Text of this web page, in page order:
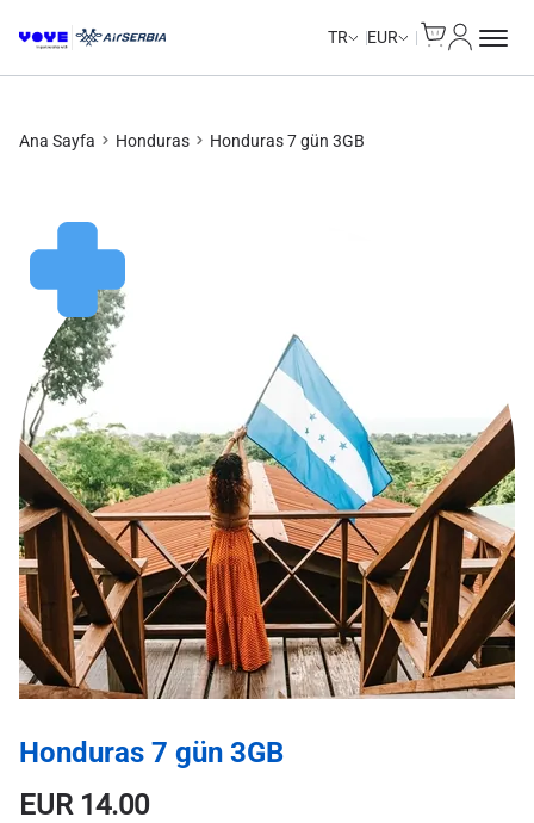
TR EUR
Ana Sayfa Honduras Honduras 7 gün 3GB
Honduras 7 gün 3GB
EUR14.00